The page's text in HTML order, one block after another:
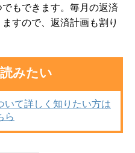
もできます。毎月の返済
すので、返済計画も割り
みたい
いて詳しく知りたい方は
ら